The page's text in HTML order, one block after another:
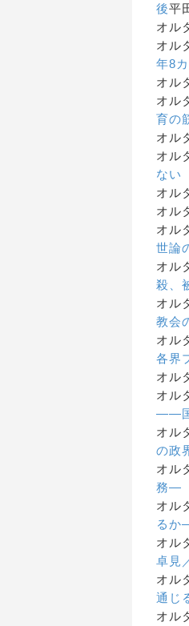
後平
オル
オル
年8
オル
オル
育の
オル
オル
ない
オル
オル
オル
世論
オル
殺、
オル
教会
オル
各界
オル
オル
——国
オル
の政
オル
務―
オル
るか
オル
卓見
オル
通じ
オル